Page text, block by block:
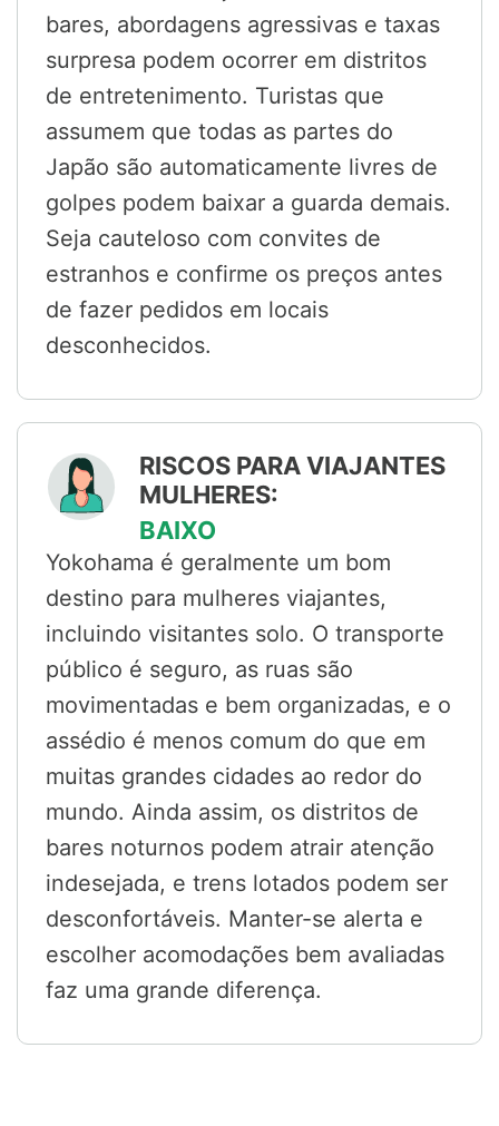
bares, abordagens agressivas e taxas
surpresa podem ocorrer em distritos
de entretenimento. Turistas que
assumem que todas as partes do
Japão são automaticamente livres de
golpes podem baixar a guarda demais.
Seja cauteloso com convites de
estranhos e confirme os preços antes
de fazer pedidos em locais
desconhecidos.
RISCOS PARA VIAJANTES
MULHERES:
BAIXO
Yokohama é geralmente um bom
destino para mulheres viajantes,
incluindo visitantes solo. O transporte
público é seguro, as ruas são
movimentadas e bem organizadas, e o
assédio é menos comum do que em
muitas grandes cidades ao redor do
mundo. Ainda assim, os distritos de
bares noturnos podem atrair atenção
indesejada, e trens lotados podem ser
desconfortáveis. Manter-se alerta e
escolher acomodações bem avaliadas
faz uma grande diferença.